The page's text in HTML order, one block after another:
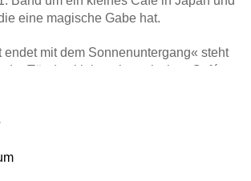
eine magische Gabe hat.
mit dem Sonnenuntergang« steht
der Tür des kleinen japanischen Cafés
Exakt 4 Minuten und 33 Sekunden
kann sie ihren Gästen eine Reise
gewähren, um eine tief bereute